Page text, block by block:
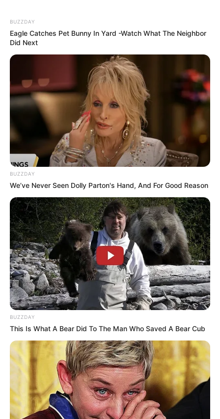
Nyimas Ratu Rafa Beby Tsabina
Salshabilla Adriani Haico Van der Veken
Yasmin Napper Aura Kasih
TULIS KOMENTAR
BUZZDAY
Eagle Catches Pet Bunny In Yard -Watch What The Neighbor
Did Next
BUZZDAY
We’ve Never Seen Dolly Parton's Hand, And For Good Reason
BUZZDAY
This Is What A Bear Did To The Man Who Saved A Bear Cub